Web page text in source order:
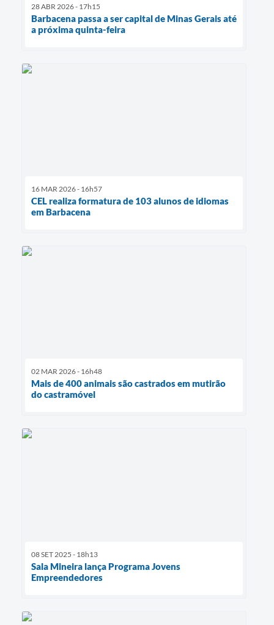
28 ABR 2026 - 17h15
Barbacena passa a ser capital de Minas Gerais até
a próxima quinta-feira
16 MAR 2026 - 16h57
CEL realiza formatura de 103 alunos de idiomas
em Barbacena
02 MAR 2026 - 16h48
Mais de 400 animais são castrados em mutirão
do castramóvel
08 SET 2025 - 18h13
Sala Mineira lança Programa Jovens
Empreendedores